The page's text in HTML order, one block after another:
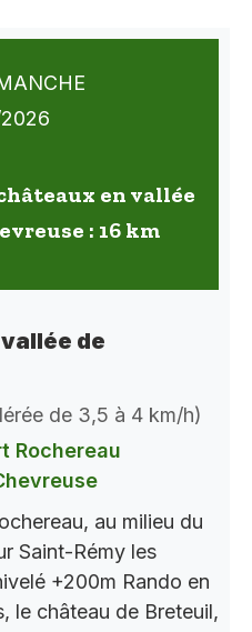
en vallée
: 16 km
de
de 3,5 à 4 km/h)
Rochereau
au milieu du
Saint-Rémy les
+200m Rando en
le château de Breteuil,